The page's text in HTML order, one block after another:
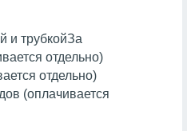
и трубкойЗа
отдельно)
отдельно)
(оплачивается